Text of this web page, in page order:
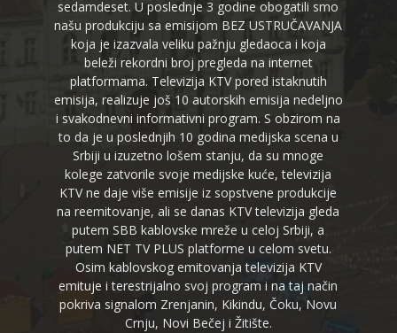
sedamdeset. U poslednje 3 godine obogatili smo
našu produkciju sa emisijom BEZ USTRUČAVANJA
koja je izazvala veliku pažnju gledaoca i koja
beleži rekordni broj pregleda na internet
platformama. Televizija KTV pored istaknutih
emisija, realizuje još 10 autorskih emisija nedeljno
i svakodnevni informativni program. S obzirom na
to da je u poslednjih 10 godina medijska scena u
Srbiji u izuzetno lošem stanju, da su mnoge
kolege zatvorile svoje medijske kuće, televizija
KTV ne daje više emisije iz sopstvene produkcije
na reemitovanje, ali se danas KTV televizija gleda
putem SBB kablovske mreže u celoj Srbiji, a
putem NET TV PLUS platforme u celom svetu.
Osim kablovskog emitovanja televizija KTV
emituje i terestrijalno svoj program i na taj način
pokriva signalom Zrenjanin, Kikindu, Čoku, Novu
Crnju, Novi Bečej i Žitište.